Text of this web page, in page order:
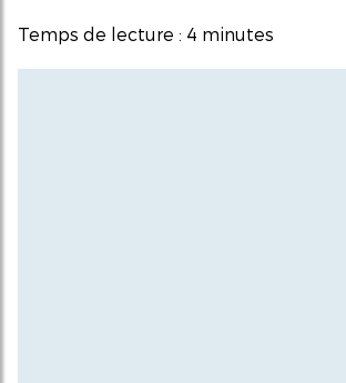
Temps de lecture : 4 minutes